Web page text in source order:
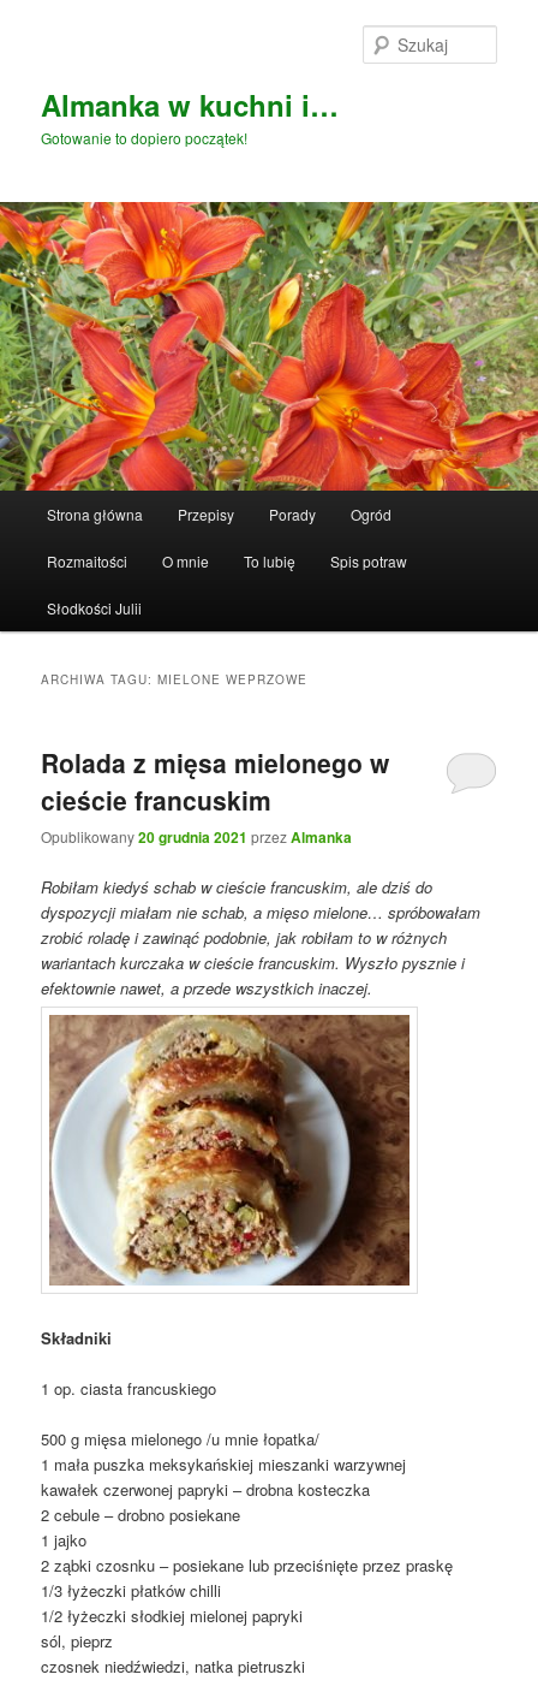
Almanka w kuchni i…
Gotowanie to dopiero początek!
Strona główna Przepisy Porady Ogród
Rozmaitości O mnie To lubię Spis potraw
Słodkości Julii
ARCHIWA TAGU:MIELONE WEPRZOWE
Rolada z mięsa mielonego w
cieście francuskim
Opublikowany20 grudnia 2021 przezAlmanka
Robiłam kiedyś schab w cieście francuskim, ale dziś do
dyspozycji miałam nie schab, a mięso mielone… spróbowałam
zrobić roladę i zawinąć podobnie, jak robiłam to w różnych
wariantach kurczaka w cieście francuskim. Wyszło pysznie i
efektownie nawet, a przede wszystkich inaczej.
Składniki
1 op. ciasta francuskiego
500 g mięsa mielonego /u mnie łopatka/
1 mała puszka meksykańskiej mieszanki warzywnej
kawałek czerwonej papryki – drobna kosteczka
2 cebule – drobno posiekane
1 jajko
2 ząbki czosnku – posiekane lub przeciśnięte przez praskę
1/3 łyżeczki płatków chilli
1/2 łyżeczki słodkiej mielonej papryki
sól, pieprz
czosnek niedźwiedzi, natka pietruszki